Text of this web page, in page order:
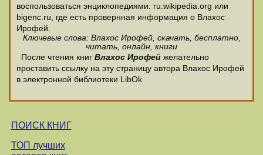
воспользоваться энциклопедиями: ru.wikipedia.org или
bigenc.ru, где есть провернная информация о Влахос
Ирофей.
Ключевые слова: Влахос Ирофей, скачать, бесплатно,
читать, онлайн, книги
После чтения книг Влахос Ирофей желательно
проставить ссылку на эту страницу автора Влахос Ирофей
в электронной библиотеки LibOk
ПОИСК КНИГ
ТОП лучших